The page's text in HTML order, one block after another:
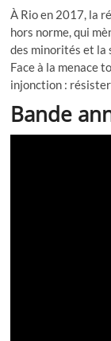
À Rio en 2017, la
hors norme, qui
des minorités et la
Face à la menace
injonction :
Bande